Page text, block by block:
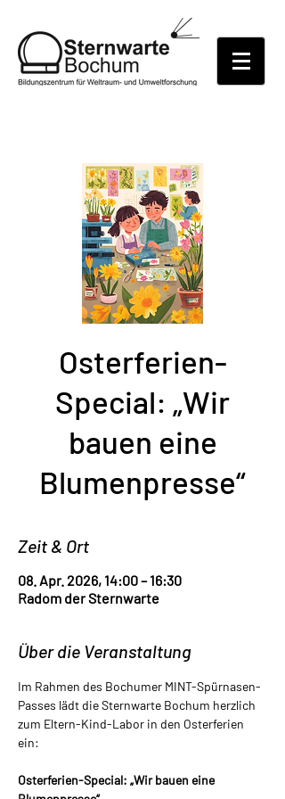
Osterferien-
Special: „Wir
bauen eine
Blumenpresse“
Zeit & Ort
08. Apr. 2026, 14:00 – 16:30
Radom der Sternwarte
Über die Veranstaltung
Im Rahmen des Bochumer MINT-Spürnasen-
Passes lädt die Sternwarte Bochum herzlich
zum Eltern-Kind-Labor in den Osterferien
ein:
Osterferien-Special: „Wir bauen eine